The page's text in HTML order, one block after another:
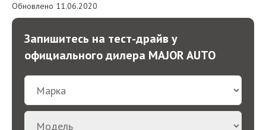
Обновлено 11.06.2020
Запишитесь на тест-драйв у
официального дилера MAJOR AUTO